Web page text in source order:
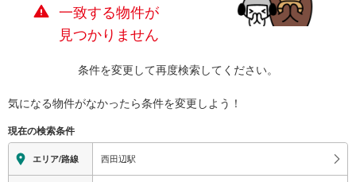
一致する物件が
見つかりません
条件を変更して再度検索してください。
気になる物件がなかったら条件を変更しよう！
現在の検索条件
エリア/路線 西田辺駅